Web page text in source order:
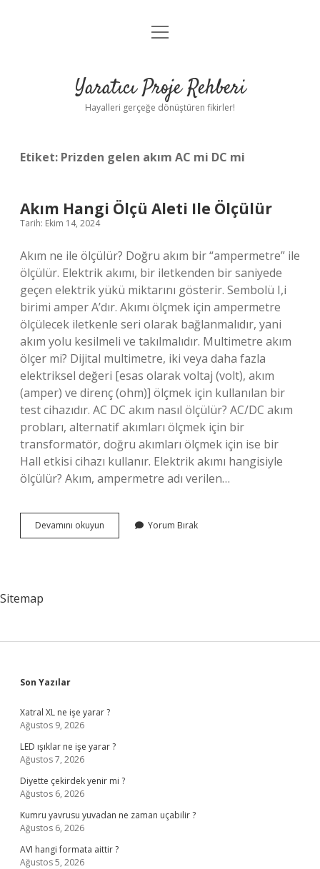
Anasayfa
Yasal Uyarı
menüyü
Yaratıcı Proje Rehberi
Hayalleri gerçeğe dönüştüren fikirler!
Etiket: Prizden gelen akım AC mi DC mi
Akım Hangi Ölçü Aleti Ile Ölçülür
Tarih: Ekim 14, 2024
Akım ne ile ölçülür? Doğru akım bir “ampermetre” ile
ölçülür. Elektrik akımı, bir iletkenden bir saniyede
geçen elektrik yükü miktarını gösterir. Sembolü I,i
birimi amper A’dır. Akımı ölçmek için ampermetre
ölçülecek iletkenle seri olarak bağlanmalıdır, yani
akım yolu kesilmeli ve takılmalıdır. Multimetre akım
ölçer mi? Dijital multimetre, iki veya daha fazla
elektriksel değeri [esas olarak voltaj (volt), akım
(amper) ve direnç (ohm)] ölçmek için kullanılan bir
test cihazıdır. AC DC akım nasıl ölçülür? AC/DC akım
probları, alternatif akımları ölçmek için bir
transformatör, doğru akımları ölçmek için ise bir
Hall etkisi cihazı kullanır. Elektrik akımı hangisiyle
ölçülür? Akım, ampermetre adı verilen…
Devamını okuyun
Hangi
Yorum Bırak
Sitemap
Sidebar
Son Yazılar
Xatral XL ne işe yarar ?
Ağustos 9, 2026
LED ışıklar ne işe yarar ?
Ağustos 7, 2026
Diyette çekirdek yenir mi ?
Ağustos 6, 2026
Kumru yavrusu yuvadan ne zaman uçabilir ?
Ağustos 6, 2026
AVI hangi formata aittir ?
Ağustos 5, 2026